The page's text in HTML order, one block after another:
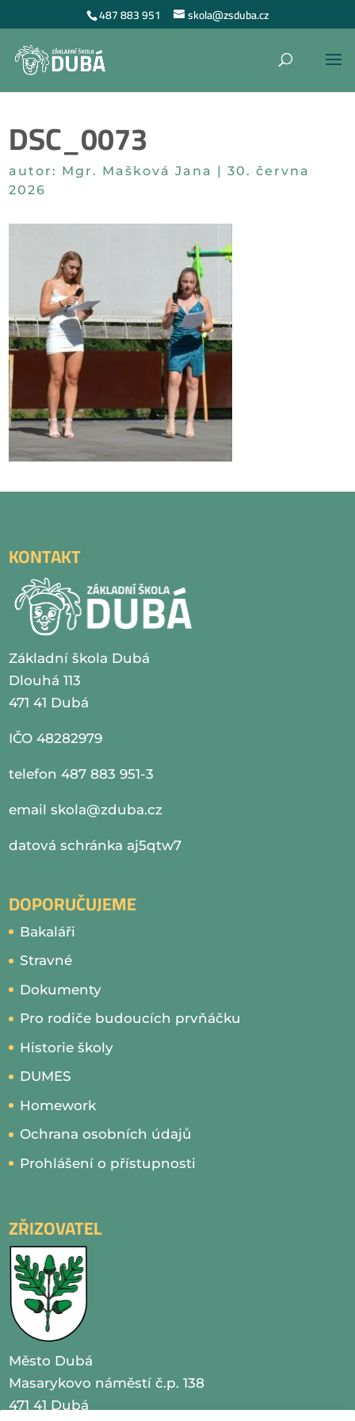
487 883 951 skola@zsduba.cz
DSC_0073
autor: Mgr. Mašková Jana |30. června
2026
KONTAKT
Základní škola Dubá
Dlouhá 113
471 41 Dubá
IČO 48282979
telefon 487 883 951-3
emailskola@zduba.cz
datová schránka aj5qtw7
DOPORUČUJEME
Bakaláři
Stravné
Dokumenty
Pro rodiče budoucích prvňáčku
Historie školy
DUMES
Homework
Ochrana osobních údajů
Prohlášení o přístupnosti
ZŘIZOVATEL
Město Dubá
Masarykovo náměstí č.p. 138
471 41 Dubá